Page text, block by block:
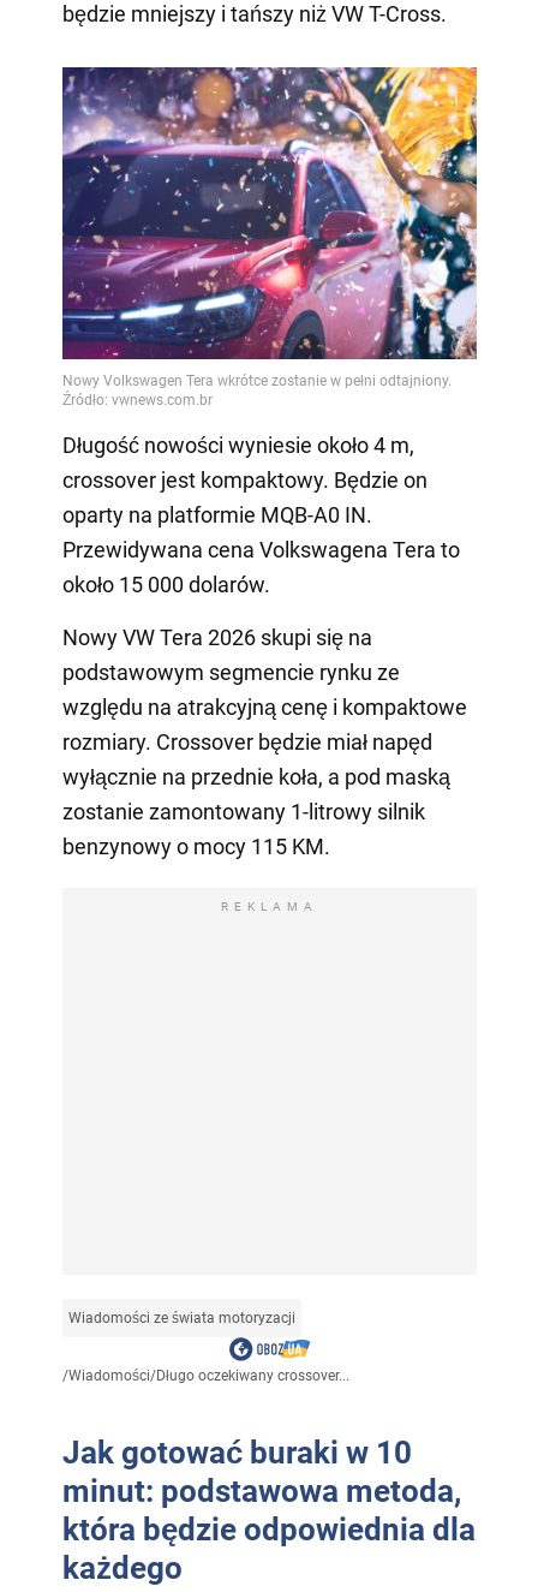
będzie mniejszy i tańszy niż VW T-Cross.
Długość nowości wyniesie około 4 m,
crossover jest kompaktowy. Będzie on
oparty na platformie MQB-A0 IN.
Przewidywana cena Volkswagena Tera to
około 15 000 dolarów.
Nowy VW Tera 2026 skupi się na
podstawowym segmencie rynku ze
względu na atrakcyjną cenę i kompaktowe
rozmiary. Crossover będzie miał napęd
wyłącznie na przednie koła, a pod maską
zostanie zamontowany 1-litrowy silnik
benzynowy o mocy 115 KM.
REKLAMA
Wiadomości ze świata motoryzacji
/Wiadomości/Długo oczekiwany crossover...
Jak gotować buraki w 10
minut: podstawowa metoda,
która będzie odpowiednia dla
każdego